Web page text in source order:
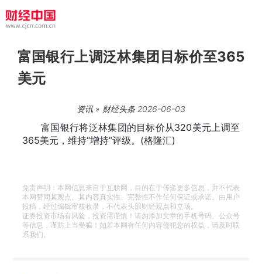
富国银行上调泛林集团目标价至365
美元
资讯 » 财经头条2026-06-03
富国银行将泛林集团的目标价从320美元上调至
365美元，维持“增持”评级。(格隆汇)
免责声明：本网信息来自于互联网，目的在于传递更多信息，并不代表
本网赞同其观点。其内容真实性、完整性不作任何保证或承诺。由用户
投稿，经过编辑审核收录，不代表头部财经观点和立场。
证券投资市场有风险，投资需谨慎！请勿添加文章的手机号码、公众号
等信息，谨防上当受骗！如若本网有任何内容侵犯您的权益，请及时联
系我们。